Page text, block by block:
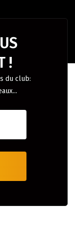
!
du club: